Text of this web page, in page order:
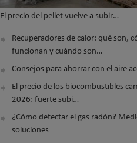
El precio del pellet vuelve a subir…
Recuperadores de calor: qué son,
funcionan y cuándo son…
Consejos para ahorrar con el aire
El precio de los biocombustibles
2026: fuerte subi…
¿Cómo detectar el gas radón?
soluciones